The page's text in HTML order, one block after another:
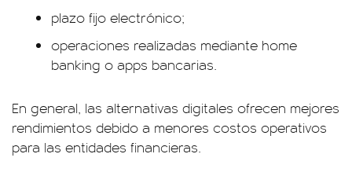
plazo fijo electrónico;
operaciones realizadas mediante home
banking o apps bancarias.
En general, las alternativas digitales ofrecen mejores
rendimientos debido a menores costos operativos
para las entidades financieras.